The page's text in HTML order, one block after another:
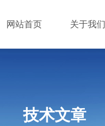
网站首页 关于我们
技术文章